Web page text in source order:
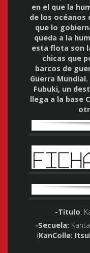
en el que la
de los océanos
que lo
queda a la
esta flota son
chicas que
barcos de
Guerra
Fubuki, un
llega a la base
-Titulo:
-Secuela:
(KanColle: